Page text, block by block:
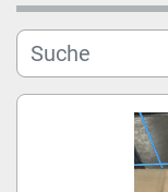
Kategorie